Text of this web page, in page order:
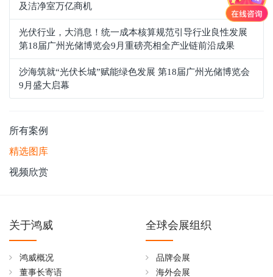
及洁净室万亿商机
光伏行业，大消息！统一成本核算规范引导行业良性发展
第18届广州光储博览会9月重磅亮相全产业链前沿成果
沙海筑就“光伏长城”赋能绿色发展 第18届广州光储博览会
9月盛大启幕
所有案例
精选图库
视频欣赏
关于鸿威
鸿威概况
董事长寄语
全球会展组织
品牌会展
海外会展